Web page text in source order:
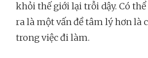
khỏi thế giới lại trỗi dậy. Có
ra là một vấn đề tâm lý hơn là
trong việc đi làm.